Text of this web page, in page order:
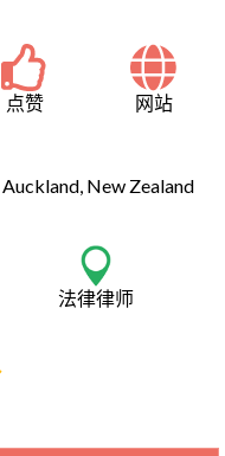
点赞 网站
New Zealand
法律律师